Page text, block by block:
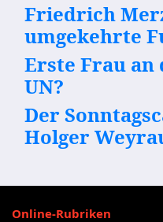
Friedrich
umgekehrte
Erste Frau an
UN?
Der
Holger
Online-Rubriken